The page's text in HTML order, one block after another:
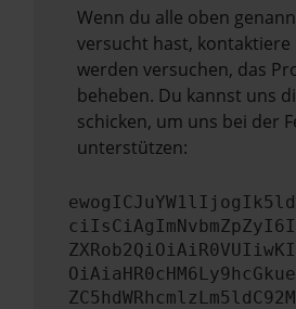
Wenn du alle oben
versucht hast, kontaktiere
werden versuchen, das
beheben. Du kannst uns
schicken, um uns bei der
unterstützen: